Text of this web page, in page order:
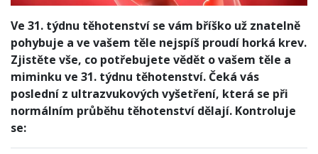
Ve 31. týdnu těhotenství se vám bříško už znatelně
pohybuje a ve vašem těle nejspíš proudí horká krev.
Zjistěte vše, co potřebujete vědět o vašem těle a
miminku ve 31. týdnu těhotenství. Čeká vás
poslední z ultrazvukových vyšetření, která se při
normálním průběhu těhotenství dělají. Kontroluje
se: